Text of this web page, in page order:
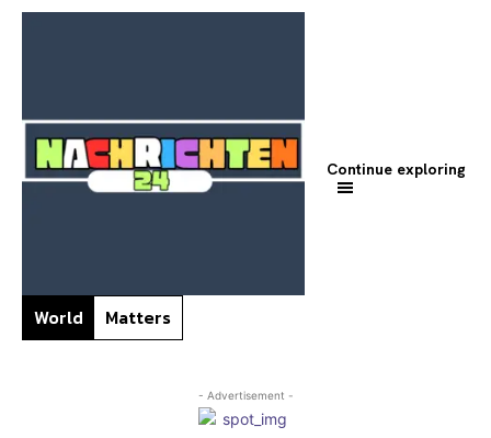
World Matters
Continue exploring
- Advertisement -